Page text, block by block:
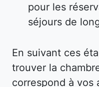
pour les
séjours de
En suivant ces
trouver la
correspond à vos